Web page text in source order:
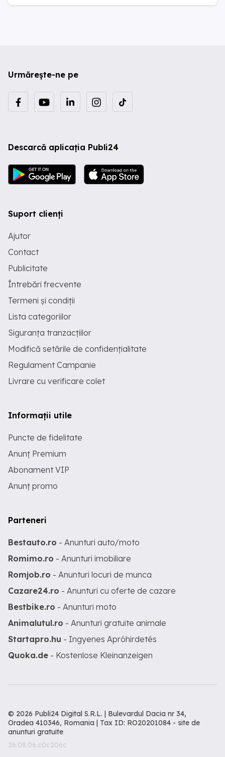
Urmărește-ne pe
Descarcă aplicația Publi24
Suport clienți
Ajutor
Contact
Publicitate
Întrebări frecvente
Termeni și condiții
Lista categoriilor
Siguranța tranzacțiilor
Modifică setările de confidențialitate
Regulament Campanie
Livrare cu verificare colet
Informații utile
Puncte de fidelitate
Anunț Premium
Abonament VIP
Anunț promo
Parteneri
Bestauto.ro - Anunturi auto/moto
Romimo.ro - Anunturi imobiliare
Romjob.ro - Anunturi locuri de munca
Cazare24.ro - Anunturi cu oferte de cazare
Bestbike.ro - Anunturi moto
Animalutul.ro - Anunturi gratuite animale
Startapro.hu - Ingyenes Apróhirdetés
Quoka.de - Kostenlose Kleinanzeigen
© 2026 Publi24 Digital S.R.L. | Bulevardul Dacia nr 34,
Oradea 410346, Romania | Tax ID: RO20201084 - site de
anunturi gratuite
26.08.06.c0c206c